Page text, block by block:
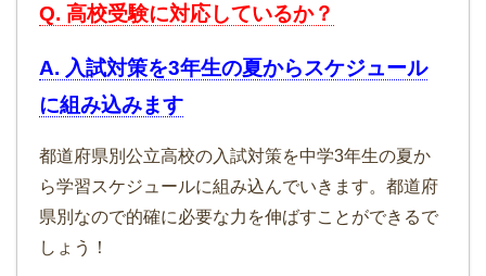
Q. 高校受験に対応しているか？
A. 入試対策を3年生の夏からスケジュール
に組み込みます
都道府県別公立高校の入試対策を中学3年生の夏か
ら学習スケジュールに組み込んでいきます。都道府
県別なので的確に必要な力を伸ばすことができるで
しょう！